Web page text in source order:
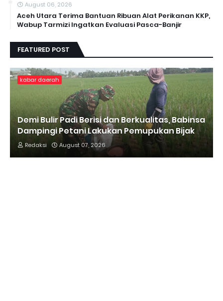
August 06, 2026
Aceh Utara Terima Bantuan Ribuan Alat Perikanan KKP,
Wabup Tarmizi Ingatkan Evaluasi Pasca-Banjir
FEATURED POST
kabar daerah
Demi Bulir Padi Berisi dan Berkualitas, Babinsa
Dampingi Petani Lakukan Pemupukan Bijak
Redaksi August 07, 2026